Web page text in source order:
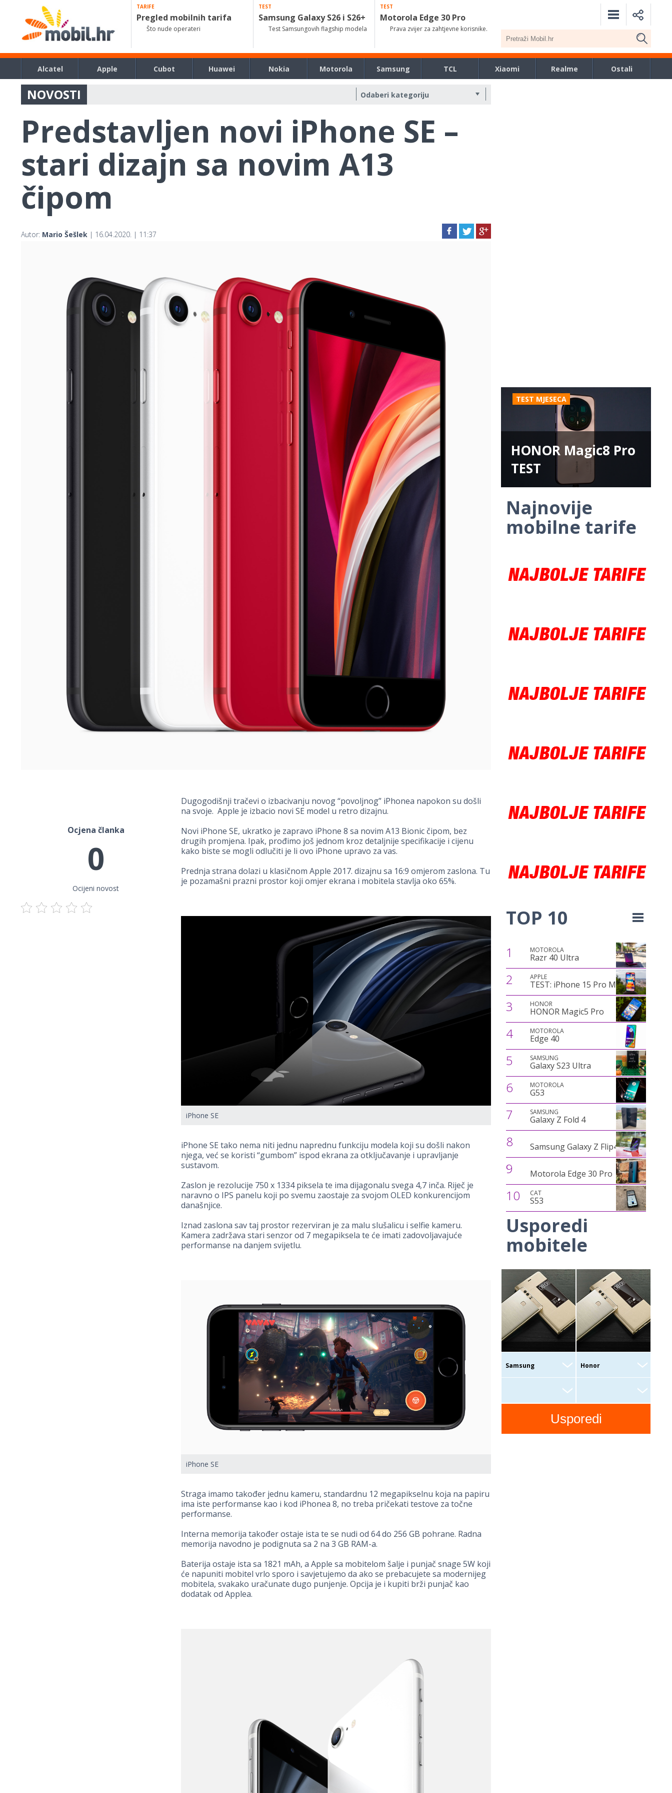
TARIFE
Pregled mobilnih tarifa
Što nude operateri
TEST
Samsung Galaxy S26 i S26+
Test Samsungovih flagship modela
TEST
Motorola Edge 30 Pro
Prava zvijer za zahtjevne korisnike.
Alcatel Apple Cubot Huawei Nokia Motorola Samsung TCL Xiaomi Realme Ostali
NOVOSTI
Predstavljen novi iPhone SE –
stari dizajn sa novim A13
čipom
Autor: Mario Šešlek | 16.04.2020. | 11:37
Ocjena članka
0
Ocijeni novost
Dugogodišnji tračevi o izbacivanju novog “povoljnog” iPhonea napokon su došli
na svoje. Apple je izbacio novi SE model u retro dizajnu.
Novi iPhone SE, ukratko je zapravo iPhone 8 sa novim A13 Bionic čipom, bez
drugih promjena. Ipak, prođimo još jednom kroz detaljnije specifikacije i cijenu
kako biste se mogli odlučiti je li ovo iPhone upravo za vas.
Prednja strana dolazi u klasičnom Apple 2017. dizajnu sa 16:9 omjerom zaslona. Tu
je pozamašni prazni prostor koji omjer ekrana i mobitela stavlja oko 65%.
iPhone SE
iPhone SE tako nema niti jednu naprednu funkciju modela koji su došli nakon
njega, već se koristi “gumbom” ispod ekrana za otključavanje i upravljanje
sustavom.
Zaslon je rezolucije 750 x 1334 piksela te ima dijagonalu svega 4,7 inča. Riječ je
naravno o IPS panelu koji po svemu zaostaje za svojom OLED konkurencijom
današnjice.
Iznad zaslona sav taj prostor rezerviran je za malu slušalicu i selfie kameru.
Kamera zadržava stari senzor od 7 megapiksela te će imati zadovoljavajuće
performanse na danjem svijetlu.
iPhone SE
Straga imamo također jednu kameru, standardnu 12 megapikselnu koja na papiru
ima iste performanse kao i kod iPhonea 8, no treba pričekati testove za točne
performanse.
Interna memorija također ostaje ista te se nudi od 64 do 256 GB pohrane. Radna
memorija navodno je podignuta sa 2 na 3 GB RAM-a.
Baterija ostaje ista sa 1821 mAh, a Apple sa mobitelom šalje i punjač snage 5W koji
će napuniti mobitel vrlo sporo i savjetujemo da ako se prebacujete sa modernijeg
mobitela, svakako uračunate dugo punjenje. Opcija je i kupiti brži punjač kao
dodatak od Applea.
TEST MJESECA
HONOR Magic8 Pro
TEST
Najnovije
mobilne tarife
TOP 10
1 MOTOROLA
Razr 40 Ultra
2 APPLE
TEST: iPhone 15 Pro Max
3 HONOR
HONOR Magic5 Pro
4 MOTOROLA
Edge 40
5 SAMSUNG
Galaxy S23 Ultra
6 MOTOROLA
G53
7 SAMSUNG
Galaxy Z Fold 4
8 Samsung Galaxy Z Flip4
9 Motorola Edge 30 Pro
10 CAT
S53
Usporedi
mobitele